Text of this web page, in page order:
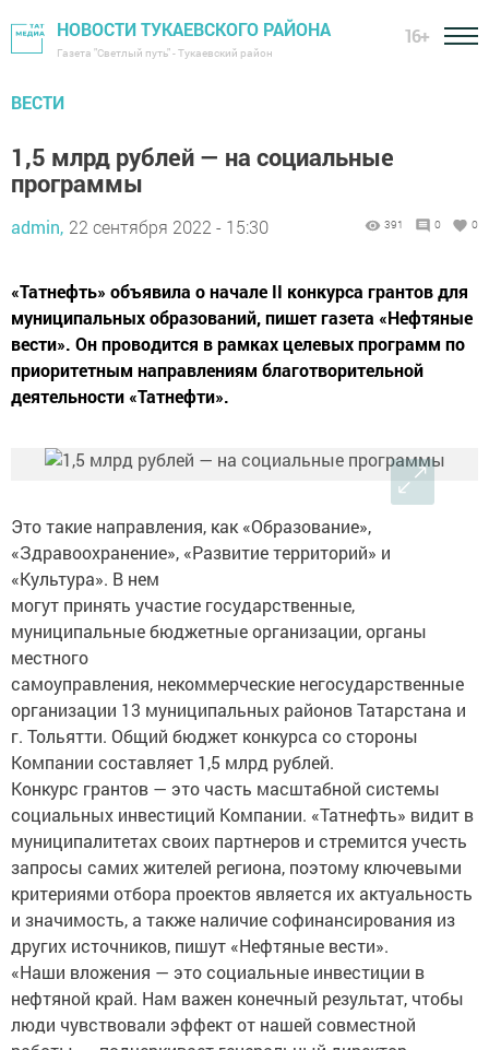
НОВОСТИ ТУКАЕВСКОГО РАЙОНА
Газета "Светлый путь" - Тукаевский район
16+
ВЕСТИ
1,5 млрд рублей — на социальные
программы
admin, 22 сентября 2022 - 15:30 391 0 0
«Татнефть» объявила о начале II конкурса грантов для
муниципальных образований, пишет газета «Нефтяные
вести». Он проводится в рамках целевых программ по
приоритетным направлениям благотворительной
деятельности «Татнефти».
Это такие направления, как «Образование»,
«Здравоохранение», «Развитие территорий» и
«Культура». В нем
могут принять участие государственные,
муниципальные бюджетные организации, органы
местного
самоуправления, некоммерческие негосударственные
организации 13 муниципальных районов Татарстана и
г. Тольятти. Общий бюджет конкурса со стороны
Компании составляет 1,5 млрд рублей.
Конкурс грантов — это часть масштабной системы
социальных инвестиций Компании. «Татнефть» видит в
муниципалитетах своих партнеров и стремится учесть
запросы самих жителей региона, поэтому ключевыми
критериями отбора проектов является их актуальность
и значимость, а также наличие софинансирования из
других источников, пишут «Нефтяные вести».
«Наши вложения — это социальные инвестиции в
нефтяной край. Нам важен конечный результат, чтобы
люди чувствовали эффект от нашей совместной